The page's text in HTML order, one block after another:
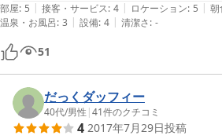
部屋はダブル？セミダブル？ベッドが2台あ
で快適でした。
朝食もボリューム満点で、美味しかったです
おススメの民宿です！
部屋: 5 | 接客・サービス: 4 | ロケーション: 5 | 朝
温泉・お風呂: 3 | 設備: 4 | 清潔さ: -
51
だっくダッフィー
40代/男性 |41件のクチコミ
4 2017年7月29日投稿